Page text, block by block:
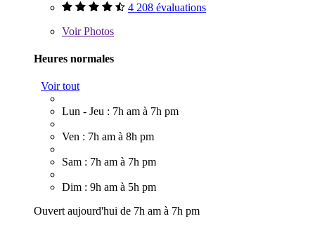
4 208 évaluations
VoirPhotos
Heures normales
Voir tout
Lun - Jeu : 7h am à 7h pm
Ven : 7h am à 8h pm
Sam : 7h am à 7h pm
Dim : 9h am à 5h pm
Ouvert aujourd'hui de 7h am à 7h pm